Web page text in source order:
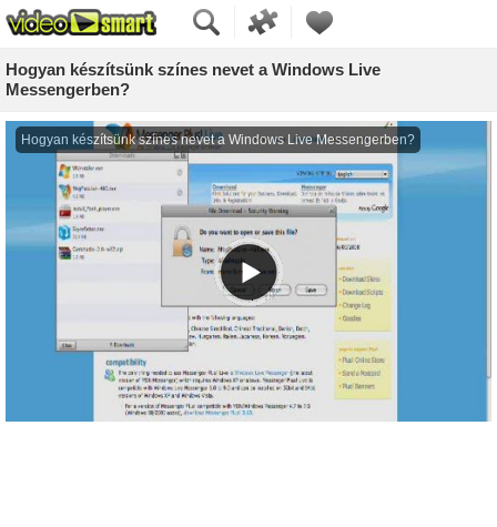
Hogyan készítsünk színes nevet a Windows Live
Messengerben?